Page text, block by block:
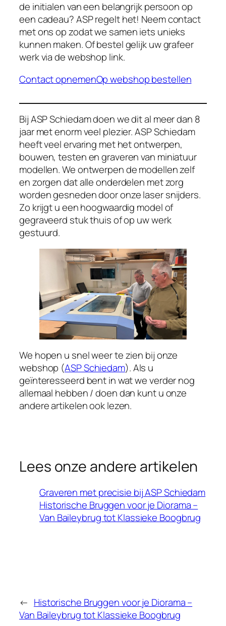
de initialen van een belangrijk persoon op
een cadeau? ASP regelt het! Neem contact
met ons op zodat we samen iets unieks
kunnen maken. Of bestel gelijk uw grafeer
werk via de webshop link.
Contact opnemenOp webshop bestellen
Bij ASP Schiedam doen we dit al meer dan 8
jaar met enorm veel plezier. ASP Schiedam
heeft veel ervaring met het ontwerpen,
bouwen, testen en graveren van miniatuur
modellen. We ontwerpen de modellen zelf
en zorgen dat alle onderdelen met zorg
worden gesneden door onze laser snijders.
Zo krijgt u een hoogwaardig model of
gegraveerd stuk thuis of op uw werk
gestuurd.
We hopen u snel weer te zien bij onze
webshop (ASP Schiedam). Als u
geïnteresseerd bent in wat we verder nog
allemaal hebben / doen dan kunt u onze
andere artikelen ook lezen.
Lees onze andere artikelen
Graveren met precisie bij ASP Schiedam
Historische Bruggen voor je Diorama –
Van Baileybrug tot Klassieke Boogbrug
← Historische Bruggen voor je Diorama –
Van Baileybrug tot Klassieke Boogbrug